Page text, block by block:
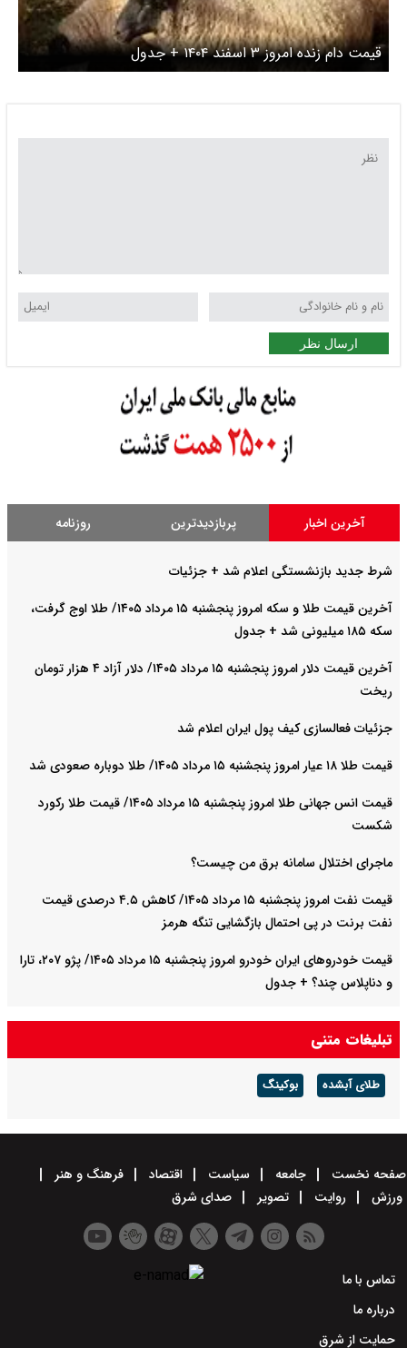
قیمت دام زنده امروز ۳ اسفند ۱۴۰۴ + جدول
ارسال نظر
آخرین اخبار پربازدیدترین روزنامه
شرط جدید بازنشستگی اعلام شد + جزئیات
آخرین قیمت طلا و سکه امروز پنجشنبه ۱۵ مرداد ۱۴۰۵/ طلا اوج گرفت،
سکه ۱۸۵ میلیونی شد + جدول
آخرین قیمت دلار امروز پنجشنبه ۱۵ مرداد ۱۴۰۵/ دلار آزاد ۴ هزار تومان
ریخت
جزئیات فعالسازی کیف پول ایران اعلام شد
قیمت طلا ۱۸ عیار امروز پنجشنبه ۱۵ مرداد ۱۴۰۵/ طلا دوباره صعودی شد
قیمت انس جهانی طلا امروز پنجشنبه ۱۵ مرداد ۱۴۰۵/ قیمت طلا رکورد
شکست
ماجرای اختلال سامانه برق من چیست؟
قیمت نفت امروز پنجشنبه ۱۵ مرداد ۱۴۰۵/ کاهش ۴.۵ درصدی قیمت
نفت برنت در پی احتمال بازگشایی تنگه هرمز
قیمت خودرو‌های ایران خودرو امروز پنجشنبه ۱۵ مرداد ۱۴۰۵/ پژو ۲۰۷، تارا
و دناپلاس چند؟ + جدول
قیمت خودرو‌های سایپا امروز پنجشنبه ۱۵ مرداد ۱۴۰۵/ شاهین، کوییک و
ساینا چند قیمت خورد؟+ جدول
تبلیغات متنی
طلای آبشده بوکینگ
صفحه نخست جامعه سیاست اقتصاد
فرهنگ و هنر
ورزش
روایت تصویر صدای شرق
تماس با ما
درباره ما
حمایت از شرق